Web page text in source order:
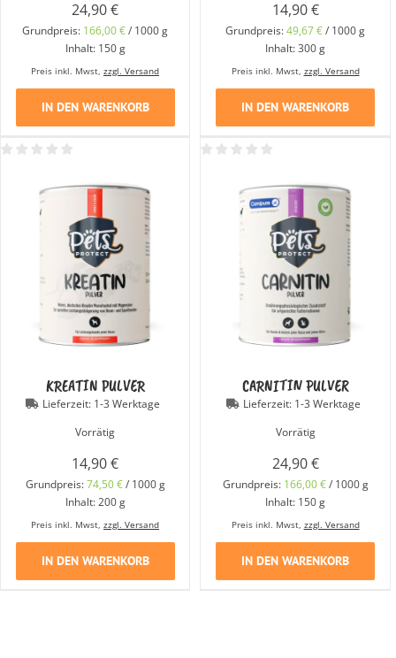
24,90€
Grundpreis: 166,00€/ 1000g
Inhalt: 150g
Preis inkl. Mwst,zzgl. Versand
IN DEN WARENKORB
14,90€
Grundpreis:49,67€/ 1000g
Inhalt: 300g
Preis inkl. Mwst, zzgl. Versand
IN DEN WARENKORB
KREATIN PULVER
Lieferzeit: 1-3 Werktage
Vorrätig
14,90€
Grundpreis:74,50€/ 1000 g
Inhalt: 200g
Preis inkl. Mwst,zzgl. Versand
IN DEN WARENKORB
CARNITIN PULVER
Lieferzeit: 1-3 Werktage
Vorrätig
24,90€
Grundpreis: 166,00€/ 1000 g
Inhalt: 150g
Preis inkl. Mwst, zzgl. Versand
IN DEN WARENKORB